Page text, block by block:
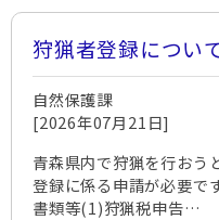
狩猟者登録につい
自然保護課
[2026年07月21日]
青森県内で狩猟を行おう
登録に係る申請が必要で
書類等(1)狩猟税申告…